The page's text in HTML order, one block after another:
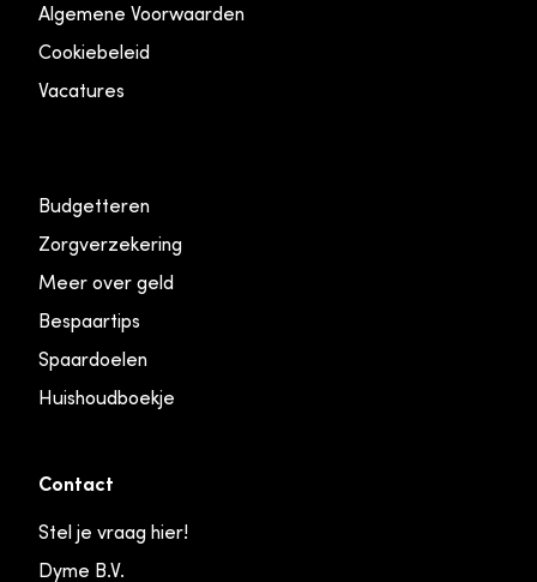
Algemene Voorwaarden
Cookiebeleid
Vacatures
Budgetteren
Zorgverzekering
Meer over geld
Bespaartips
Spaardoelen
Huishoudboekje
Contact
Stel je vraag hier!
Dyme B.V.